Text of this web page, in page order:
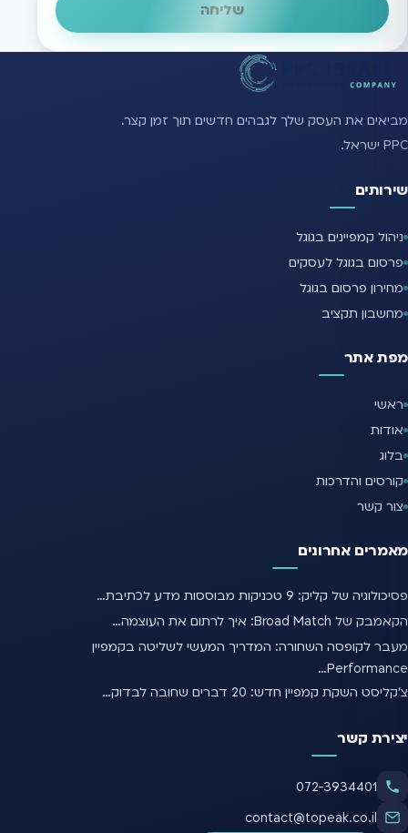
שליחה
מביאים את העסק שלך לגבהים חדשים תוך זמן קצר.
PPC ישראל.
שירותים
ניהול קמפיינים בגוגל
פרסום בגוגל לעסקים
מחירון פרסום בגוגל
מחשבון תקציב
מפת אתר
ראשי
אודות
בלוג
קורסים והדרכות
צור קשר
מאמרים אחרונים
פסיכולוגיה של קליק: 9 טכניקות מבוססות מדע לכתיבת…
הקאמבק של Broad Match: איך לרתום את העוצמה…
מעבר לקופסה השחורה: המדריך המעשי לשליטה בקמפיין
Performance…
צ'קליסט השקת קמפיין חדש: 20 דברים שחובה לבדוק…
יצירת קשר
072-3934401
contact@topeak.co.il